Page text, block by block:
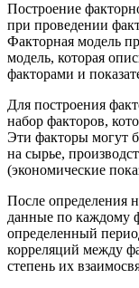
Построение
при проведении
Факторная модель
модель, которая
факторами и
Для построения
набор факторов,
Эти факторы могут
на сырье,
(экономические
После определения
данные по каждому
определенный
корреляций между
степень их